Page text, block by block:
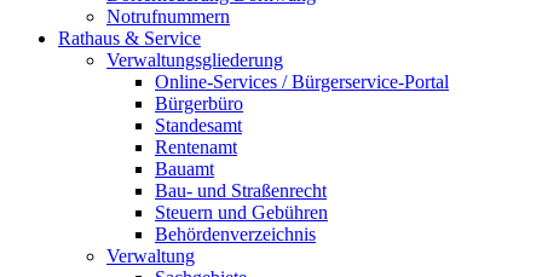
Notrufnummern
Rathaus & Service
Verwaltungsgliederung
Online-Services / Bürgerservice-Portal
Bürgerbüro
Standesamt
Rentenamt
Bauamt
Bau- und Straßenrecht
Steuern und Gebühren
Behördenverzeichnis
Verwaltung